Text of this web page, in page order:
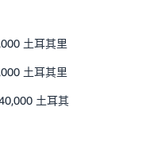
土耳其里
土耳其里
土耳其